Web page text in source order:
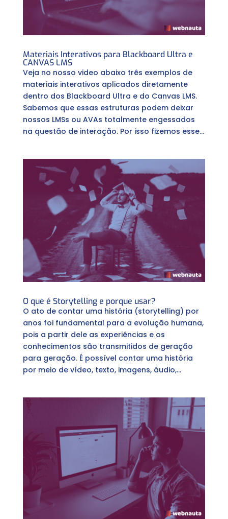
Materiais Interativos para Blackboard Ultra e
CANVAS LMS
Veja no nosso video abaixo três exemplos de
materiais interativos aplicados diretamente
dentro dos Blackboard Ultra e do Canvas LMS.
Sabemos que essas estruturas podem deixar
nossos LMSs ou AVAs totalmente engessados
na questão de interação. Por isso fizemos esse...
O que é Storytelling e porque usar?
O ato de contar uma história (storytelling) por
anos foi fundamental para a evolução humana,
pois a partir dele as experiências e os
conhecimentos são transmitidos de geração
para geração. É possível contar uma história
por meio de vídeo, texto, imagens, áudio,...